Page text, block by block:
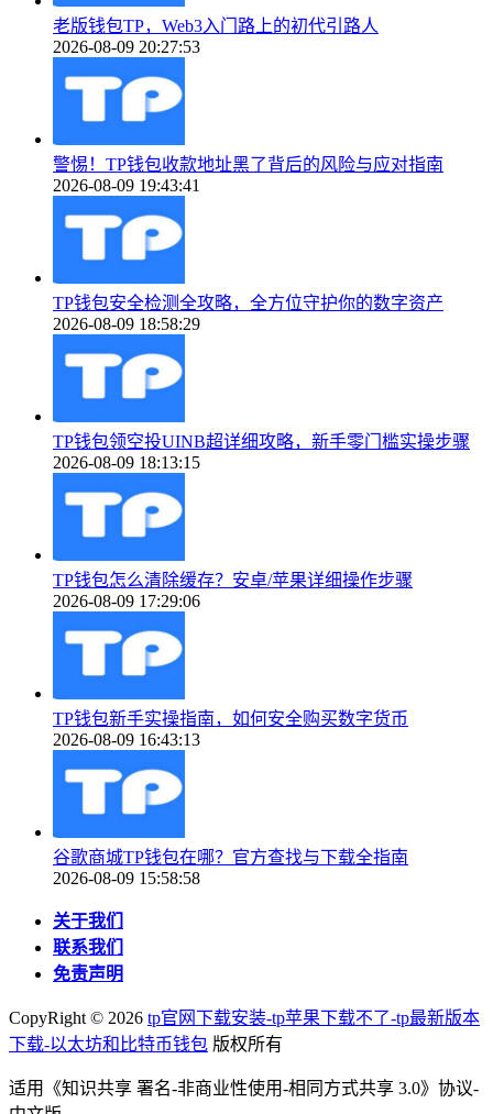
老版钱包TP，Web3入门路上的初代引路人
2026-08-09 20:27:53
警惕！TP钱包收款地址黑了背后的风险与应对指南
2026-08-09 19:43:41
TP钱包安全检测全攻略，全方位守护你的数字资产
2026-08-09 18:58:29
TP钱包领空投UINB超详细攻略，新手零门槛实操步骤
2026-08-09 18:13:15
TP钱包怎么清除缓存？安卓/苹果详细操作步骤
2026-08-09 17:29:06
TP钱包新手实操指南，如何安全购买数字货币
2026-08-09 16:43:13
谷歌商城TP钱包在哪？官方查找与下载全指南
2026-08-09 15:58:58
关于我们
联系我们
免责声明
CopyRight © 2026 tp官网下载安装-tp苹果下载不了-tp最新版本
下载-以太坊和比特币钱包 版权所有
适用《知识共享 署名-非商业性使用-相同方式共享 3.0》协议-